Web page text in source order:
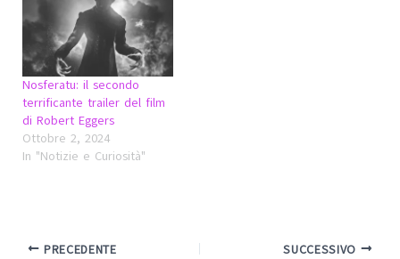
Nosferatu: il secondo
terrificante trailer del film
di Robert Eggers
Ottobre 2, 2024
In "Notizie e Curiosità"
PRECEDENTE SUCCESSIVO